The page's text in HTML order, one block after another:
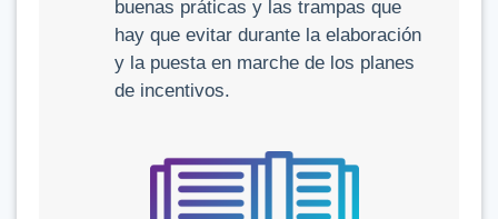
buenas práticas y las trampas que
hay que evitar durante la elaboración
y la puesta en marche de los planes
de incentivos.